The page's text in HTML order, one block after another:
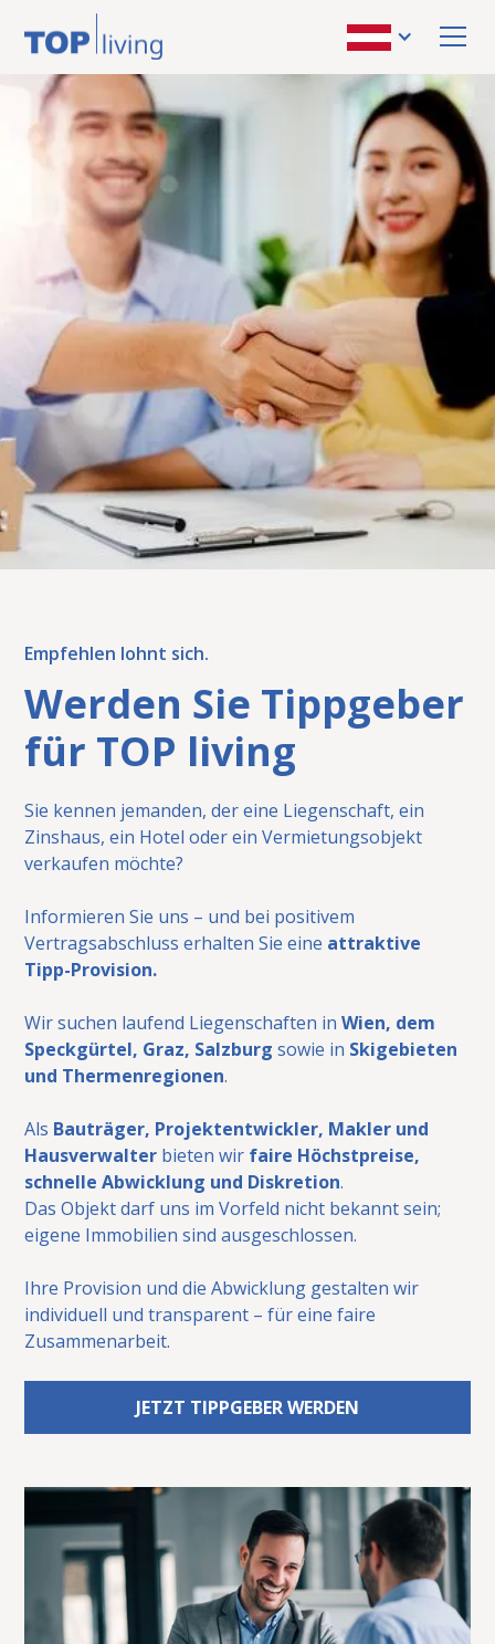
Empfehlen lohnt sich.
Werden Sie Tippgeber
für TOP living
Sie kennen jemanden, der eine Liegenschaft, ein
Zinshaus, ein Hotel oder ein Vermietungsobjekt
verkaufen möchte?
Informieren Sie uns – und bei positivem
Vertragsabschluss erhalten Sie eine attraktive
Tipp-Provision.
Wir suchen laufend Liegenschaften inWien, dem
Speckgürtel, Graz, Salzburgsowie in Skigebieten
und Thermenregionen.
Als Bauträger, Projektentwickler, Makler und
Hausverwalter bieten wir faire Höchstpreise,
schnelle Abwicklung und Diskretion.
Das Objekt darf uns im Vorfeld nicht bekannt sein;
eigene Immobilien sind ausgeschlossen.
Ihre Provision und die Abwicklung gestalten wir
individuell und transparent – für eine faire
Zusammenarbeit.
JETZT TIPPGEBER WERDEN